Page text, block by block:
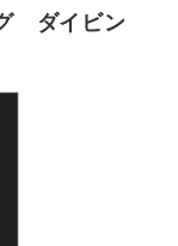
ダイビン